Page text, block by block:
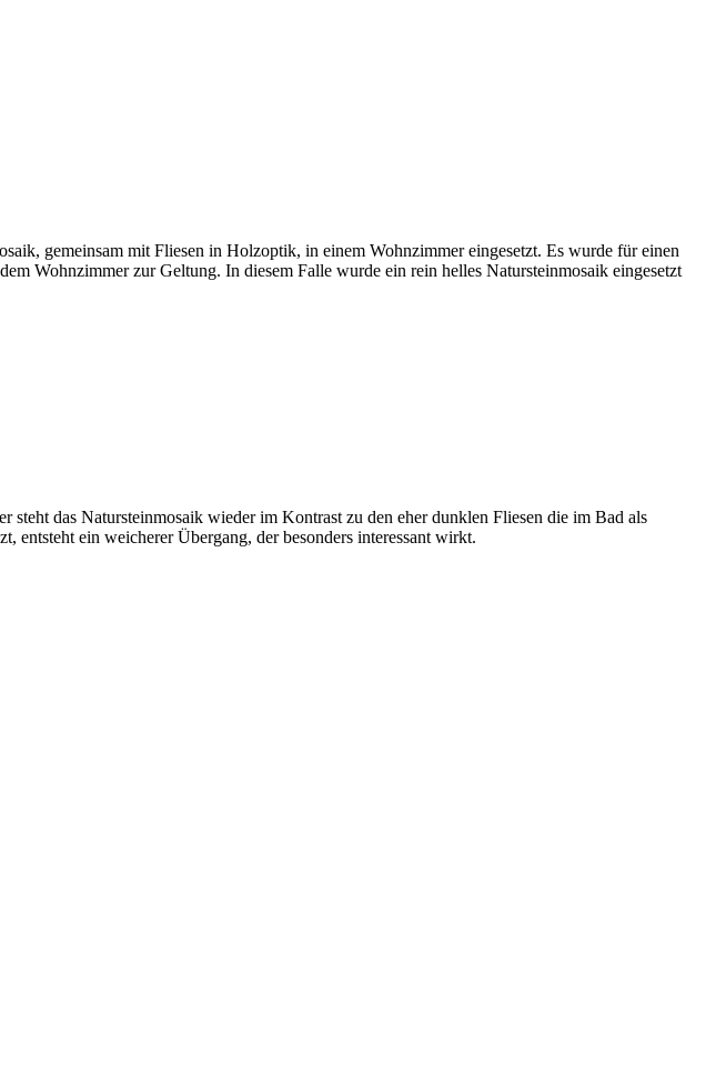
gemeinsam mit Fliesen in Holzoptik, in einem Wohnzimmer eingesetzt. Es wurde für einen
Wohnzimmer zur Geltung. In diesem Falle wurde ein rein helles Natursteinmosaik eingesetzt
das Natursteinmosaik wieder im Kontrast zu den eher dunklen Fliesen die im Bad als
entsteht ein weicherer Übergang, der besonders interessant wirkt.